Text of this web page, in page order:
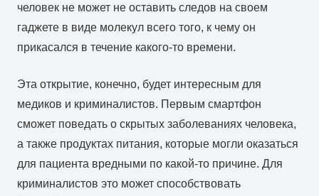
человек не может не оставить следов на своем
гаджете в виде молекул всего того, к чему он
прикасался в течение какого-то времени.
Эта открытие, конечно, будет интересным для
медиков и криминалистов. Первым смартфон
сможет поведать о скрытых заболеваниях человека,
а также продуктах питания, которые могли оказаться
для пациента вредными по какой-то причине. Для
криминалистов это может способствовать